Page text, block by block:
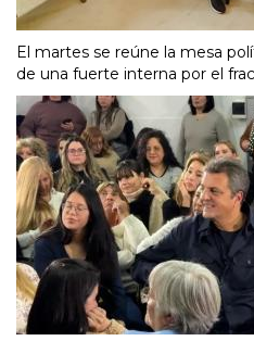
El martes se reúne la mesa
de una fuerte interna por el